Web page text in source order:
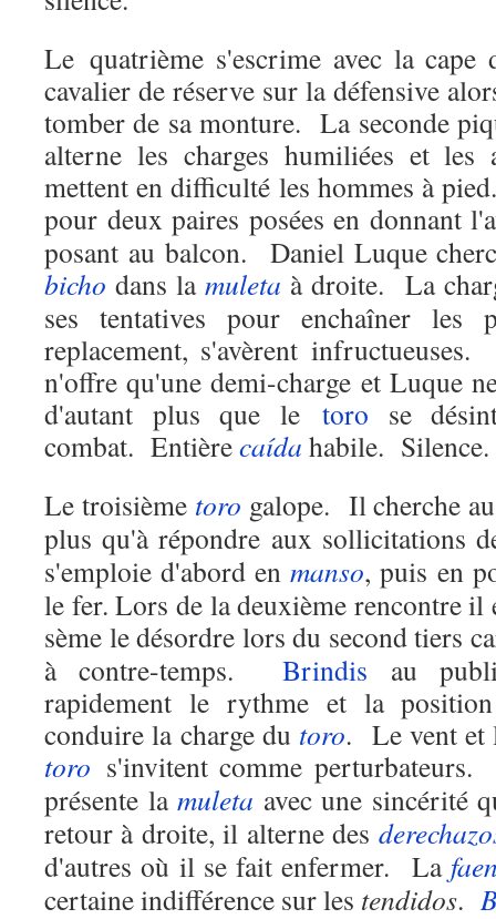
Le quatrième s'escrime avec la
cavalier de réserve sur la défensive
tomber de sa monture. La seconde
alterne les charges humiliées et les
mettent en difficulté les hommes à
pour deux paires posées en donnant
posant au balcon. Daniel Luque
bicho dans la muleta à droite. La
ses tentatives pour enchaîner les
replacement, s'avèrent infructueuses.
n'offre qu'une demi-charge et Luque
d'autant plus que le toro se
combat. Entièrecaída habile. Silence.
Le troisième toro galope. Il cherche
plus qu'à répondre aux sollicitations
s'emploie d'abord enmanso, puis en
le fer. Lors de la deuxième rencontre
sème le désordre lors du second tiers
à contre-temps.
Brindis au
rapidement le rythme et la
conduire la charge du toro. Le vent et
toro s'invitent comme perturbateurs.
présente la muleta avec une sincérité
retour à droite, il alterne des
d'autres où il se fait enfermer.
La
certaine indifférence sur les tendidos.